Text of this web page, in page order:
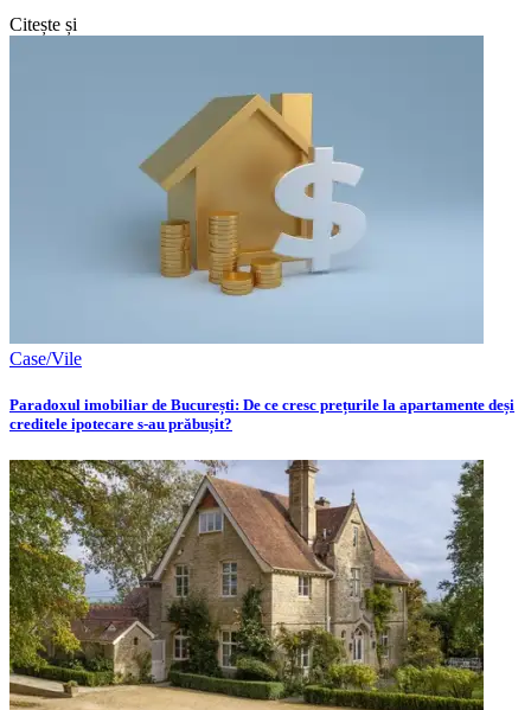
Citește și
Case/Vile
Paradoxul imobiliar de București: De ce cresc prețurile la apartamente deși
creditele ipotecare s-au prăbușit?